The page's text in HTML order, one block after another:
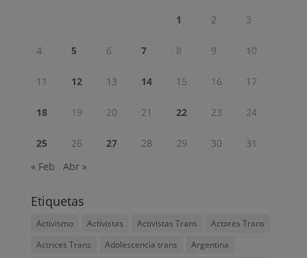
1 2 3
4 5 6 7 8 9 10
11 12 13 14 15 16 17
18 19 20 21 22 23 24
25 26 27 28 29 30
31
« Feb
Abr »
Etiquetas
Activismo Activistas Activistas Trans
Actores Trans
Actrices Trans
Adolescencia trans
Argentina